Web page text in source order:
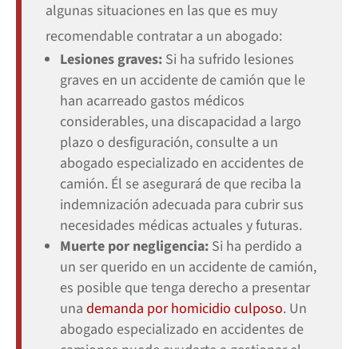
algunas situaciones en las que es muy
recomendable contratar a un abogado:
Lesiones graves: Si ha sufrido lesiones
graves en un accidente de camión que le
han acarreado gastos médicos
considerables, una discapacidad a largo
plazo o desfiguración, consulte a un
abogado especializado en accidentes de
camión. Él se asegurará de que reciba la
indemnización adecuada para cubrir sus
necesidades médicas actuales y futuras.
Muerte por negligencia: Si ha perdido a
un ser querido en un accidente de camión,
es posible que tenga derecho a presentar
una demanda por homicidio culposo. Un
abogado especializado en accidentes de